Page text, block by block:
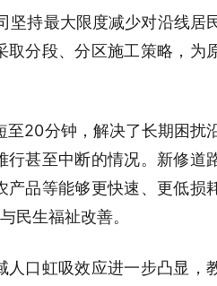
坚持最大限度减少对沿线居
取分段、分区施工策略，为
至20分钟，解决了长期困扰
甚至中断的情况。新修道
品等能够更快速、更低损
民生福祉改善。
人口虹吸效应进一步凸显，